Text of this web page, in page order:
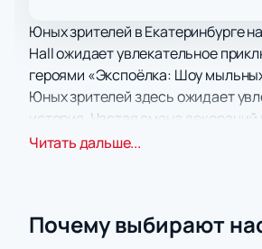
Юных зрителей в Екатеринбурге
Hall ожидает увлекательное
героями «Экспоёлка: Шоу
Юных зрителей здесь ожидает
история. Частая смена декораций
происходящих на сцене, точно не
Костюмированное представление
Читать дальше...
Почему выбирают